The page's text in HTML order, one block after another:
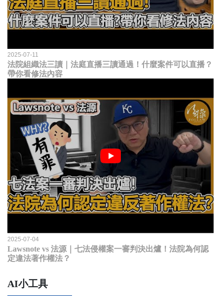
2025-07-11
法院組織法三讀｜法庭直播三讀通過！什麼案件可以直播？
帶你看修法內容
2025-07-04
Lawsnote vs 法源｜七法侵權案一審判決出爐！法院為何認
定違法著作權法？
AI小工具